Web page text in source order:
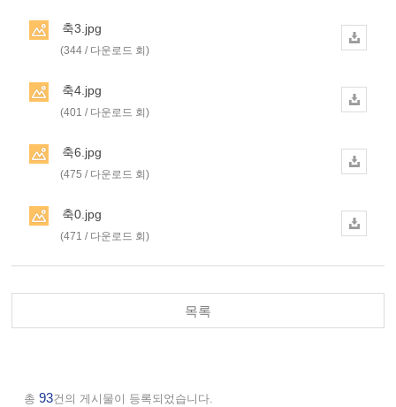
축3.jpg
(344 / 다운로드 회)
축4.jpg
(401 / 다운로드 회)
축6.jpg
(475 / 다운로드 회)
축0.jpg
(471 / 다운로드 회)
목록
총93건의 게시물이 등록되었습니다.